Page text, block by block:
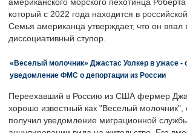
американского морского пехотинца
который с 2022 года находится в
Семья американца утверждает, что он впал
диссоциативный ступор.
«Веселый молочник» Джастас Уолкер в ужасе -
уведомление ФМС о депортации из России
Переехавший в Россию из США фермер
хорошо известный как "Веселый молочник",
получил уведомление миграционной